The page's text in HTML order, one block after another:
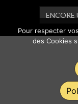
ENCORE
Pour respecter
des Cookies